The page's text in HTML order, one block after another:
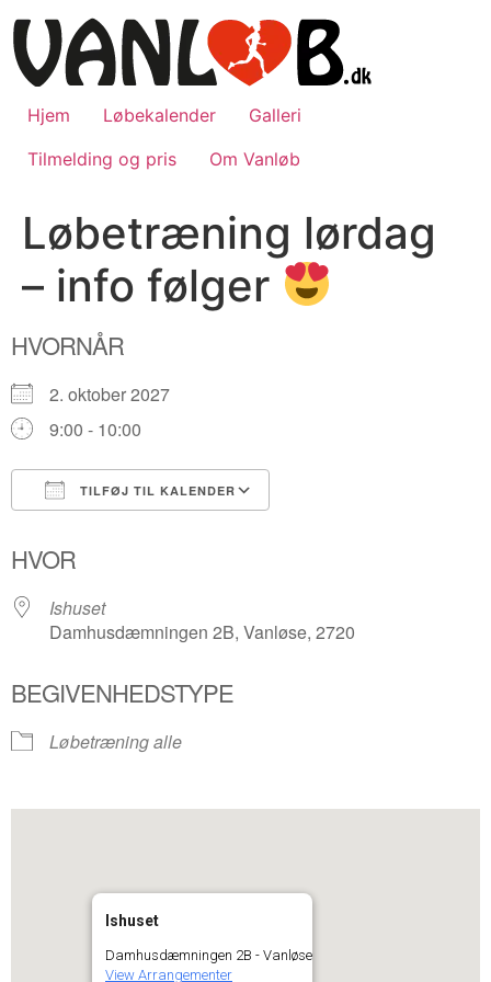
til
indhold
Hjem Løbekalender
Galleri
Tilmelding og pris
Om Vanløb
Løbetræning lørdag
– info følger
HVORNÅR
2. oktober 2027
9:00 - 10:00
TILFØJ TIL KALENDER
HVOR
Ishuset
Damhusdæmningen 2B, Vanløse, 2720
BEGIVENHEDSTYPE
Løbetræning alle
Ishuset
Damhusdæmningen 2B - Vanløse
View Arrangementer